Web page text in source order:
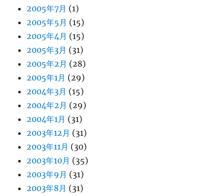
2005年7月 (1)
2005年5月 (15)
2005年4月 (15)
2005年3月 (31)
2005年2月 (28)
2005年1月 (29)
2004年3月 (15)
2004年2月 (29)
2004年1月 (31)
2003年12月 (31)
2003年11月 (30)
2003年10月 (35)
2003年9月 (31)
2003年8月 (31)